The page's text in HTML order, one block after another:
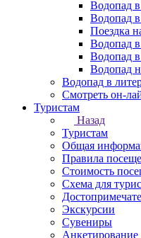
Водопад
Водопад
Поездка
Водопад
Водопад
Водопад
Водопад в
Смотреть он-
Туристам
Назад
Туристам
Общая
Правила
Стоимость
Схема для
Экскурсии
Сувениры
Анкетирование